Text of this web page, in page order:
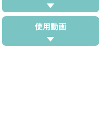
使用動画